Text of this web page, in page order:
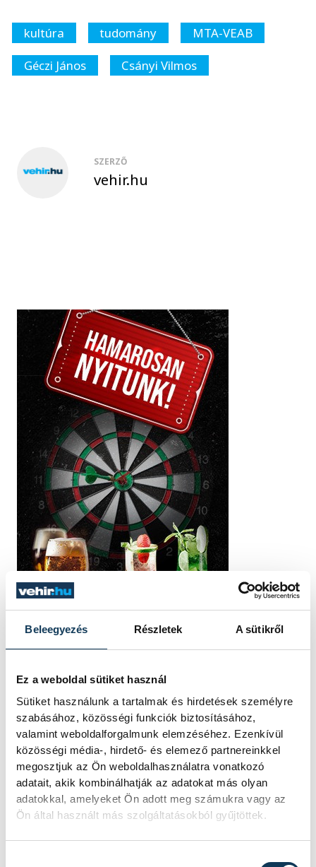
Beleegyezés Részletek A sütikről
Ez a weboldal sütiket használ
Sütiket használunk a tartalmak és hirdetések személyre
szabásához, közösségi funkciók biztosításához,
valamint weboldalforgalmunk elemzéséhez. Ezenkívül
közösségi média-, hirdető- és elemező partnereinkkel
megosztjuk az Ön weboldalhasználatra vonatkozó
adatait, akik kombinálhatják az adatokat más olyan
adatokkal, amelyeket Ön adott meg számukra vagy az
Ön által használt más szolgáltatásokból gyűjtöttek.
kultúra tudomány
MTA-VEAB
Géczi János
Csányi Vilmos
SZERZŐ
vehir.hu
TOVÁBBI CIKKEK
KULTÚRA